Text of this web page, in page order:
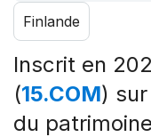
Finlande
Inscrit en
(15.COM)
du